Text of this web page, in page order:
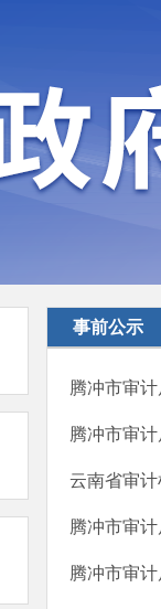
事前公示
腾冲市审计
腾冲市审
云南省审
腾冲市审
腾冲市审